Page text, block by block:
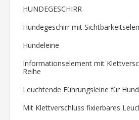
HUNDEGESCHIRR
Hundegeschirr mit
Hundeleine
Informationselement mit
Reihe
Leuchtende Führungsleine für
Mit Klettverschluss fixierbares